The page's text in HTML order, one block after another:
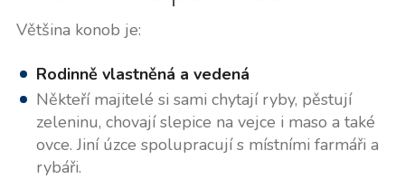
Většina konob je:
Rodinně vlastněná a vedená
Někteří majitelé si sami chytají ryby, pěstují
zeleninu, chovají slepice na vejce i maso a také
ovce. Jiní úzce spolupracují s místními farmáři a
rybáři.